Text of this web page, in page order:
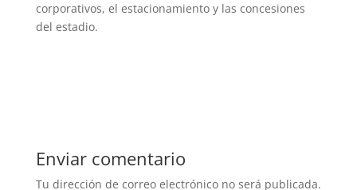
corporativos, el estacionamiento y las concesiones
del estadio.
Enviar comentario
Tu dirección de correo electrónico no será publicada.